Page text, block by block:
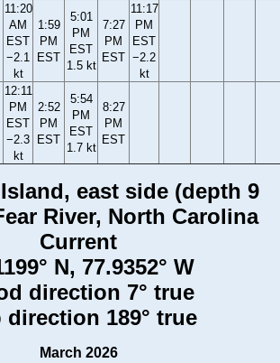
11:20
AM
EST
−2.1
kt
1:59
PM
EST
5:01
PM
EST
1.5 kt
7:27
PM
EST
11:17
PM
EST
−2.2
kt
12:11
PM
EST
−2.3
kt
2:52
PM
EST
5:54
PM
EST
1.7 kt
8:27
PM
EST
east side (depth 9
River, North Carolina
Current
N, 77.9352° W
direction 7° true
direction 189° true
March 2026